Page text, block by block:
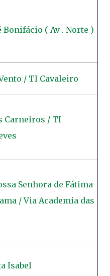
Bonifácio ( Av . Norte )
/ TI Cavaleiro
Carneiros / TI
Senhora de Fátima
/ Via Academia das
Isabel